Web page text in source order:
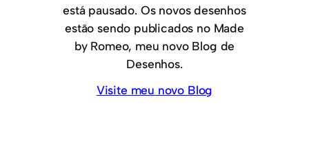
está pausado. Os novos desenhos
estão sendo publicados no Made
by Romeo, meu novo Blog de
Desenhos.
Visite meu novo Blog